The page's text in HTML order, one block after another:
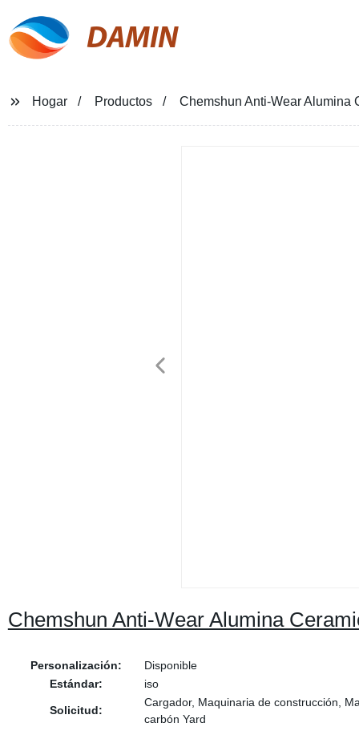
DAMIN
Hogar Productos Chemshun Anti-Wear Alumina
Chemshun Anti-Wear Alumina
Personalización:
Disponible
Estándar:
iso
Solicitud:
Cargador, Maquinaria de construcción,
carbón Yard